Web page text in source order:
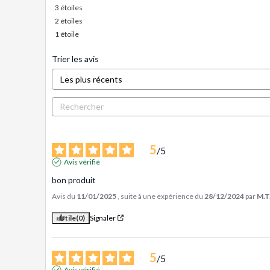
3 étoiles
2 étoiles
1 étoile
Trier les avis
5/5
Avis vérifié
bon produit
Avis du 11/01/2025 , suite à une expérience du 28/12/2024 par
Utile(0) Signaler
5/5